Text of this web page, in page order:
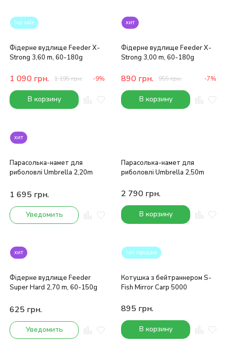
top sale
Фідерне вудлище Feeder X-
Strong 3,60 m, 60-180g
1 090 грн. 1 195грн. -9%
В корзину
хит
Фідерне вудлище Feeder X-
Strong 3,00 m, 60-180g
890 грн. 955грн. -7%
В корзину
хит
Парасолька-намет для
риболовлі Umbrella 2,20m
1 695 грн.
Уведомить
Парасолька-намет для
риболовлі Umbrella 2,50m
2 790 грн.
В корзину
хит
Фідерне вудлище Feeder
Super Hard 2,70 m, 60-150g
625 грн.
Уведомить
топ продаж
Котушка з бейтраннером S-
Fish Mirror Carp 5000
895 грн.
В корзину